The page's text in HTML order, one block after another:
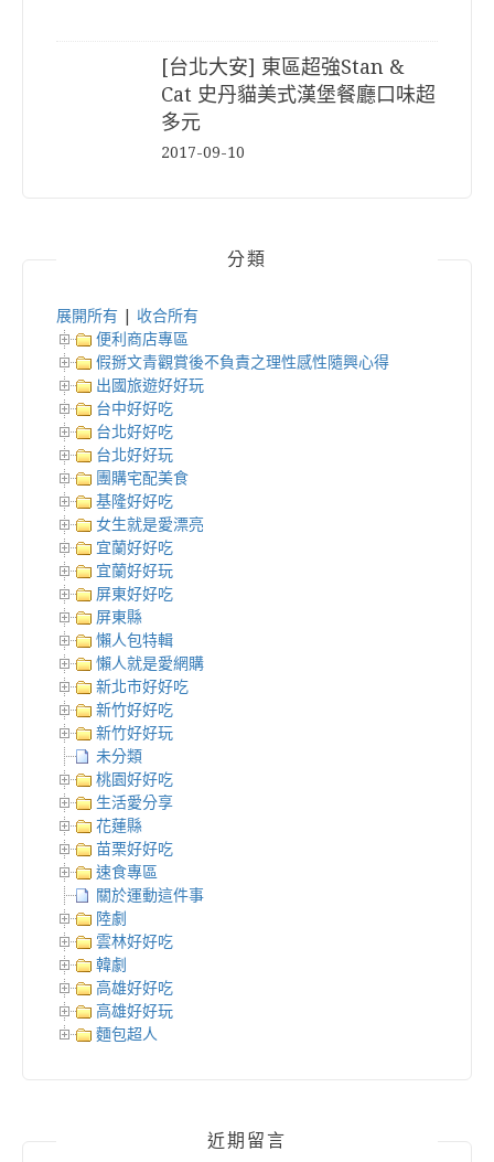
[台北大安] 東區超強Stan &
Cat 史丹貓美式漢堡餐廳口味超
多元
2017-09-10
分類
展開所有
收合所有
便利商店專區
假掰文青觀賞後不負責之理性感性隨興心得
出國旅遊好好玩
台中好好吃
台北好好吃
台北好好玩
團購宅配美食
基隆好好吃
女生就是愛漂亮
宜蘭好好吃
宜蘭好好玩
屏東好好吃
屏東縣
懶人包特輯
懶人就是愛網購
新北市好好吃
新竹好好吃
新竹好好玩
未分類
桃園好好吃
生活愛分享
花蓮縣
苗栗好好吃
速食專區
關於運動這件事
陸劇
雲林好好吃
韓劇
高雄好好吃
高雄好好玩
麵包超人
近期留言